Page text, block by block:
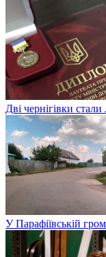
Дві чернігівки
У Парафіївській